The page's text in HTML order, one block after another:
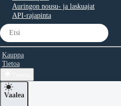
Auringon nousu- ja laskuajat
API-rajapinta
Kauppa
Tietoa
Vaalea